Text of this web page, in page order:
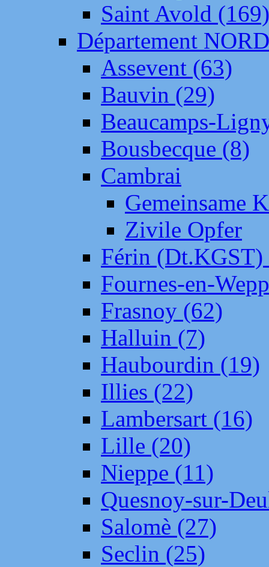
Saint Avold (169)
Département NORD
Assevent (63)
Bauvin (29)
Beaucamps-
Bousbecque (8)
Cambrai
Gemeinsame
Zivile Opfer
Férin (Dt.KGST)
Fournes-en-
Frasnoy (62)
Halluin (7)
Haubourdin (19)
Illies (22)
Lambersart (16)
Lille (20)
Nieppe (11)
Quesnoy-sur-
Salomè (27)
Seclin (25)